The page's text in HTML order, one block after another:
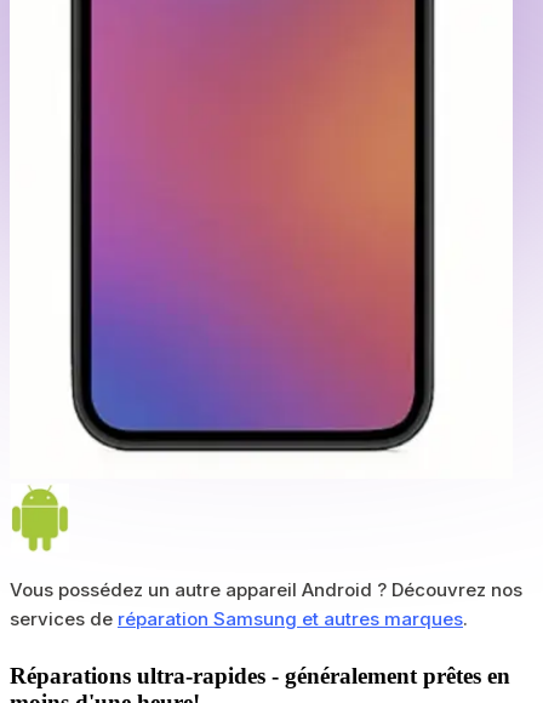
Vous possédez un autre appareil Android ? Découvrez nos
services de réparation Samsung et autres marques.
Réparations ultra-rapides - généralement prêtes en